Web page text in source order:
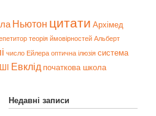
Ньютон цитати Архімед
теорія ймовірностей Альберт
число Ейлера оптична ілюзія система
ШІ Евклід початкова школа
Недавні записи